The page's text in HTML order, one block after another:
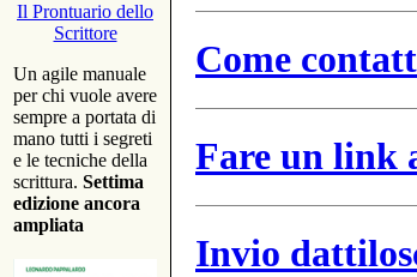
Il Prontuario dello
Scrittore
Un agile manuale
per chi vuole avere
sempre a portata di
mano tutti i segreti
e le tecniche della
scrittura. Settima
edizione ancora
ampliata
Come
Fare un link
Invio